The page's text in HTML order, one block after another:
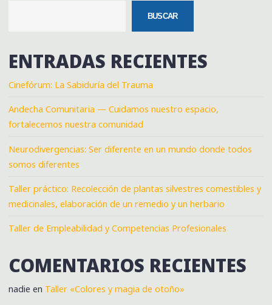
BUSCAR
ENTRADAS RECIENTES
Cinefórum: La Sabiduría del Trauma
Andecha Comunitaria — Cuidamos nuestro espacio,
fortalecemos nuestra comunidad
Neurodivergencias: Ser diferente en un mundo donde todos
somos diferentes
Taller práctico: Recolección de plantas silvestres comestibles y
medicinales, elaboración de un remedio y un herbario
Taller de Empleabilidad y Competencias Profesionales
COMENTARIOS RECIENTES
nadie en Taller «Colores y magia de otoño»